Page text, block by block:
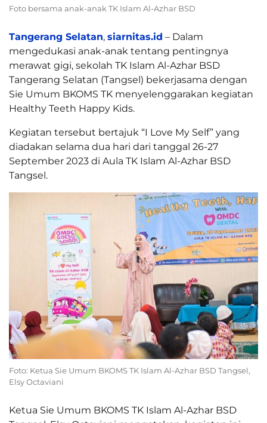
Foto bersama anak-anak TK Islam Al-Azhar BSD
Tangerang Selatan, siarnitas.id – Dalam
mengedukasi anak-anak tentang pentingnya
merawat gigi, sekolah TK Islam Al-Azhar BSD
Tangerang Selatan (Tangsel) bekerjasama dengan
Sie Umum BKOMS TK menyelenggarakan kegiatan
Healthy Teeth Happy Kids.
Kegiatan tersebut bertajuk “I Love My Self” yang
diadakan selama dua hari dari tanggal 26-27
September 2023 di Aula TK Islam Al-Azhar BSD
Tangsel.
Foto: Ketua Sie Umum BKOMS TK Islam Al-Azhar BSD Tangsel,
Elsy Octaviani
Ketua Sie Umum BKOMS TK Islam Al-Azhar BSD